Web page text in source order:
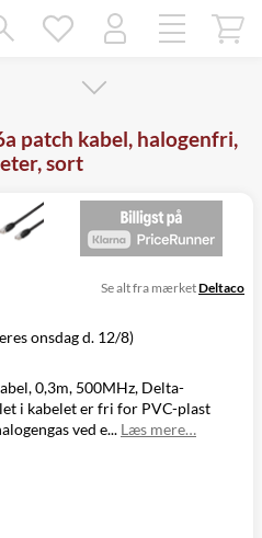
patch kabel, halogenfri,
sort
onsdag d. 12/8)
d. 12/8
Se alt fra mærketDeltaco
0,3m, 500MHz, Delta-
i kabelet er fri for PVC-plast
ved e... Læs mere…